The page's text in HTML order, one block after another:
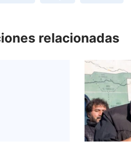
relacionadas